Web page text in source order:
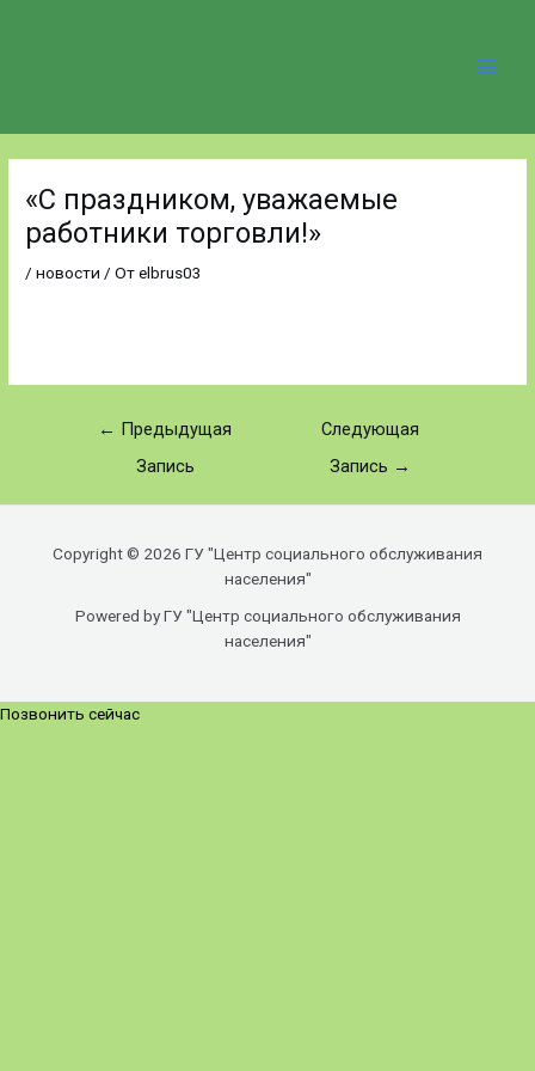
«С праздником, уважаемые
работники торговли!»
/новости / Отelbrus03
записям
← Предыдущая
Запись
Следующая
Запись →
Copyright © 2026 ГУ "Центр социального обслуживания
населения"
Powered by ГУ "Центр социального обслуживания
населения"
Позвонить сейчас